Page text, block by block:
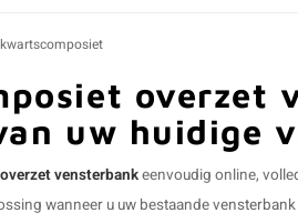
overzet
uw huidige
vensterbankeenvoudig online,
wanneer u uw bestaandevensterbank